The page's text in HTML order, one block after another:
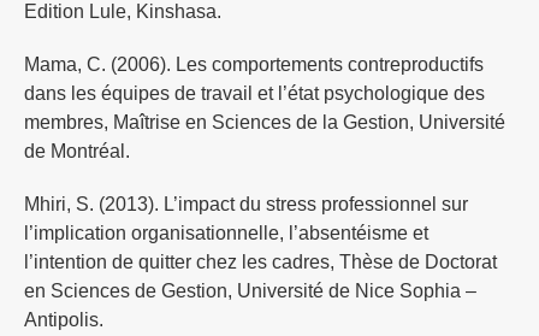
Edition Lule, Kinshasa.
Mama, C. (2006). Les comportements contreproductifs
dans les équipes de travail et l’état psychologique des
membres, Maîtrise en Sciences de la Gestion, Université
de Montréal.
Mhiri, S. (2013). L’impact du stress professionnel sur
l’implication organisationnelle, l’absentéisme et
l’intention de quitter chez les cadres, Thèse de Doctorat
en Sciences de Gestion, Université de Nice Sophia –
Antipolis.